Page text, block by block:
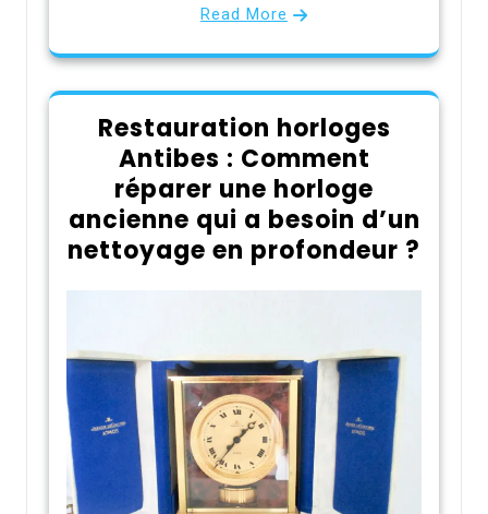
Read More
Restauration horloges
Antibes : Comment
réparer une horloge
ancienne qui a besoin d’un
nettoyage en profondeur ?